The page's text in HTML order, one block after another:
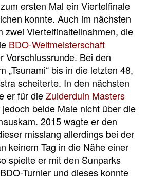
ersten Mal ein Viertelfinale
konnte. Auch im nächsten
zwei Viertelfinalteilnahmen, die
BDO-Weltmeisterschaft
Vorschlussrunde. Bei den
„Tsunami“ bis in die letzten 48,
scheiterte. In den nächsten
er für dieZuiderduin Masters
beide Male nicht über die
2015 wagte er den
misslang allerdings bei der
keinem Tag in die Nähe einer
spielte er mit den Sunparks
Turnier und dieses konnte